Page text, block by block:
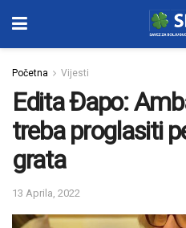
Početna Vijesti
Edita Đapo:
treba proglasiti
grata
13 Aprila, 2022